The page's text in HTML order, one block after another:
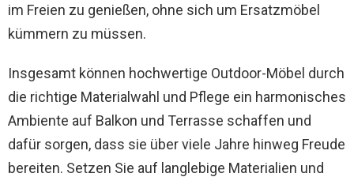
im Freien zu genießen, ohne sich um Ersatzmöbel
kümmern zu müssen.
Insgesamt können hochwertige Outdoor-Möbel durch
die richtige Materialwahl und Pflege ein harmonisches
Ambiente auf Balkon und Terrasse schaffen und
dafür sorgen, dass sie über viele Jahre hinweg Freude
bereiten. Setzen Sie auf langlebige Materialien und